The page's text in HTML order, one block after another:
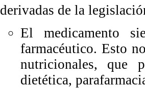
derivadas de la
El medicamento
farmacéutico. Esto
nutricionales, que
dietética,